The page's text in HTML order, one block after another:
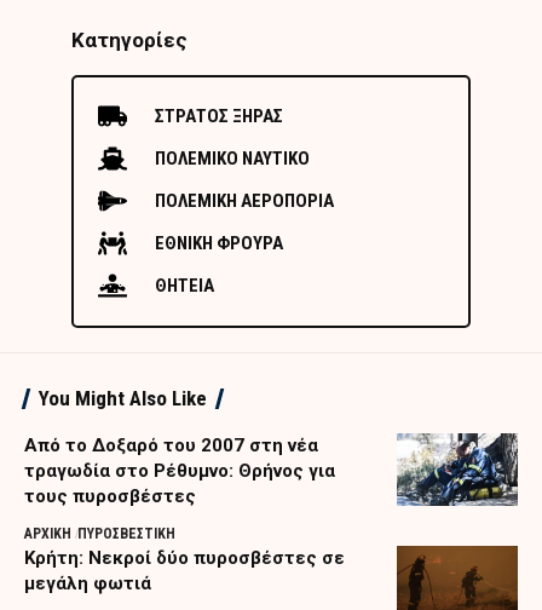
Κατηγορίες
ΣΤΡΑΤΟΣ ΞΗΡΑΣ
ΠΟΛΕΜΙΚΟ ΝΑΥΤΙΚΟ
ΠΟΛΕΜΙΚΗ ΑΕΡΟΠΟΡΙΑ
ΕΘΝΙΚΗ ΦΡΟΥΡΑ
ΘΗΤΕΙΑ
You Might Also Like
Από το Δοξαρό του 2007 στη νέα
τραγωδία στο Ρέθυμνο: Θρήνος για
τους πυροσβέστες
ΑΡΧΙΚΗ ΠΥΡΟΣΒΕΣΤΙΚΗ
Κρήτη: Νεκροί δύο πυροσβέστες σε
μεγάλη φωτιά